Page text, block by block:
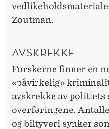
Zoutman.
AVSKREKKE
Forskerne finner en
«påvirkelig»
avskrekke av politiets
overføringene.
og biltyveri synker